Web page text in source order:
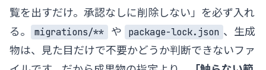
覧を出すだけ。承認なしに削除しない」を必ず入れ
る。
migrations/** や package-lock.json 、生成
物は、見た目だけで不要かどうか判断できないファ